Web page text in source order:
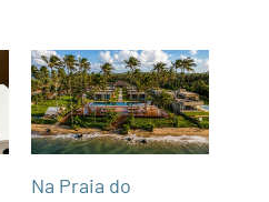
Na Praia do